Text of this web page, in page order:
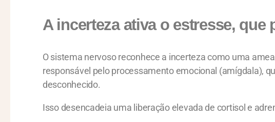
A incerteza ativa o estresse,
O sistema nervoso reconhece a incerteza como uma
responsável pelo processamento emocional (amígdala),
desconhecido.
Isso desencadeia uma liberação elevada de cortisol e